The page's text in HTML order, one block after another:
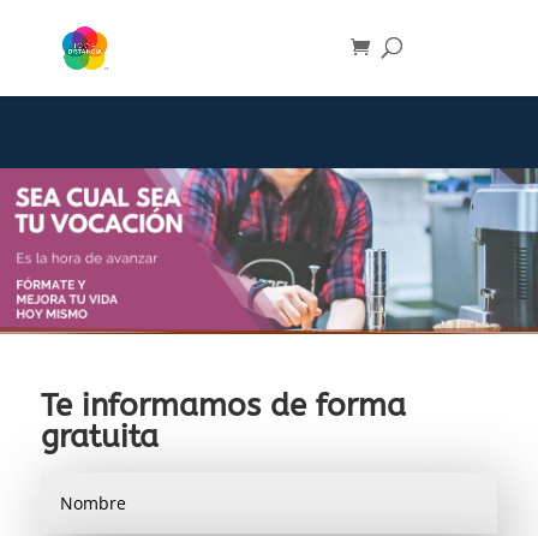
Te informamos de forma
gratuita